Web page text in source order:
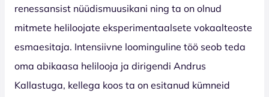
renessansist nüüdismuusikani ning ta on olnud
mitmete heliloojate eksperimentaalsete vokaalteoste
esmaesitaja. Intensiivne loominguline töö seob teda
oma abikaasa helilooja ja dirigendi Andrus
Kallastuga, kellega koos ta on esitanud kümneid